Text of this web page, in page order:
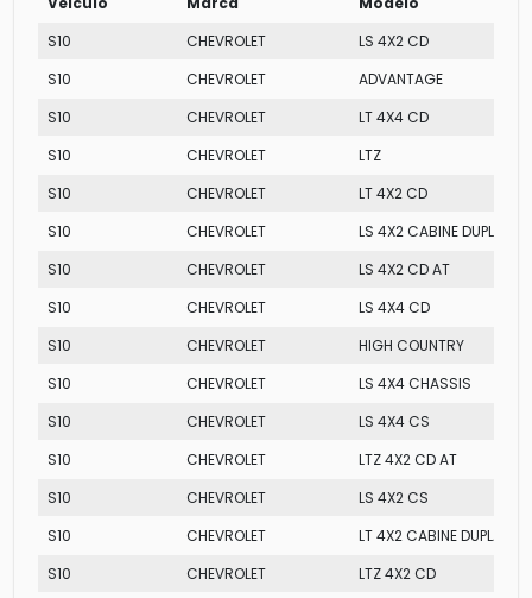
S10
CHEVROLET
LS 4X2 CD
S10
CHEVROLET
ADVANTAGE
S10
CHEVROLET
LT 4X4 CD
S10
CHEVROLET
LTZ
S10
CHEVROLET
LT 4X2 CD
S10
CHEVROLET
LS 4X2 CABINE DUPLA
S10
CHEVROLET
LS 4X2 CD AT
S10
CHEVROLET
LS 4X4 CD
S10
CHEVROLET
HIGH COUNTRY
S10
CHEVROLET
LS 4X4 CHASSIS
S10
CHEVROLET
LS 4X4 CS
S10
CHEVROLET
LTZ 4X2 CD AT
S10
CHEVROLET
LS 4X2 CS
S10
CHEVROLET
LT 4X2 CABINE DUPLA
S10
CHEVROLET LTZ 4X2 CD